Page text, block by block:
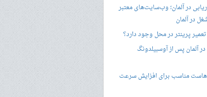
در آلمان؛ وب‌سایت‌های معتبر
در آلمان
تعمیر پرینتر در محل وجود دارد؟
آلمان پس از آوسبیلدونگ
هاست مناسب برای افزایش سرعت